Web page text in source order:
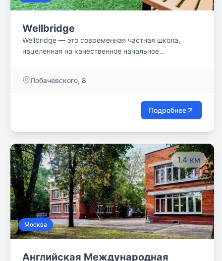
Wellbridge
Wellbridge — это современная частная школа,
нацеленная на качественное начальное
образовательные технологии,
состав, чтобы дать Вашему ребёнку сильные
академические знания и необходимые в
природное любопытство и горящие глаза. Школа
Wellbridge за естественное движение к знаниям!
Лобачевского, 8
Подробнее
1.4 км
Москва
Английская Международная